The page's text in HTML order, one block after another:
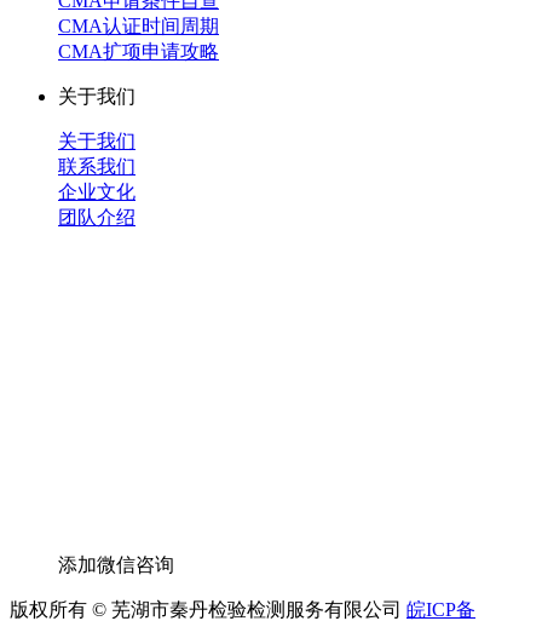
CMA认证时间周期
CMA扩项申请攻略
关于我们
关于我们
联系我们
企业文化
团队介绍
添加微信咨询
版权所有 © 芜湖市秦丹检验检测服务有限公司 皖ICP备